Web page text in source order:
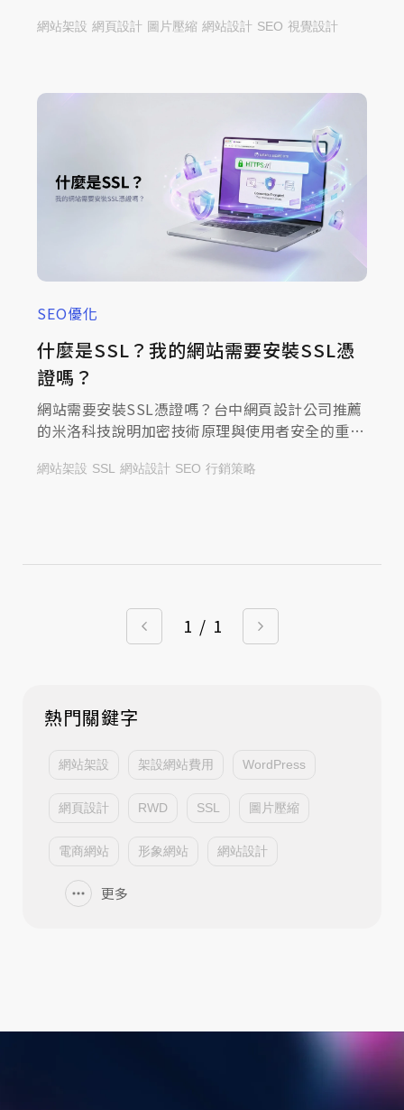
網站架設 網頁設計 圖片壓縮 網站設計 SEO 視覺設計
SEO優化
什麼是SSL？我的網站需要安裝SSL憑
證嗎？
網站需要安裝SSL憑證嗎？台中網頁設計公司推薦
的米洛科技說明加密技術原理與使用者安全的重要
網站架設 SSL 網站設計 SEO 行銷策略
1 / 1
熱門關鍵字
網站架設 架設網站費用 WordPress
網頁設計 RWD SSL 圖片壓縮
電商網站 形象網站 網站設計
更多